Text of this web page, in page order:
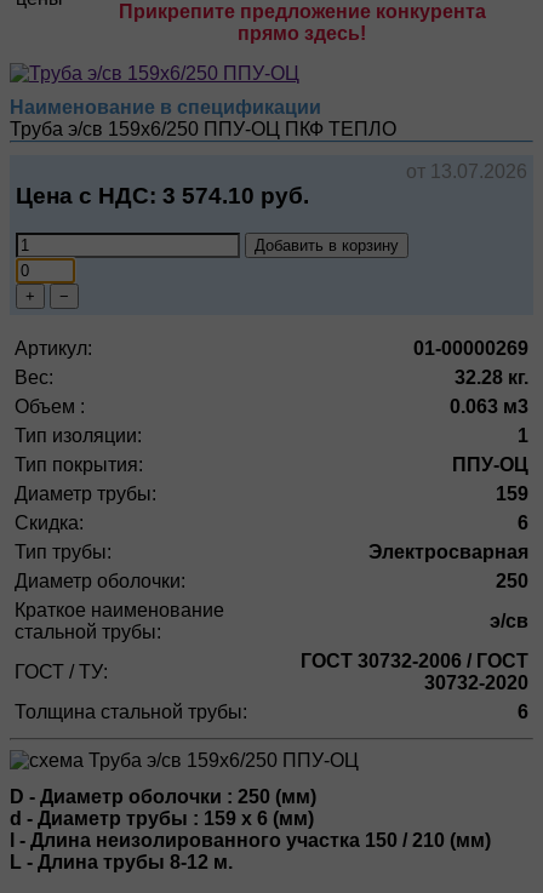
Прикрепите предложение конкурента
прямо здесь!
Наименование в спецификации
Труба э/св 159х6/250 ППУ-ОЦ
ПКФ ТЕПЛО
от 13.07.2026
Цена с НДС: 3 574.10 руб.
Добавить в корзину
+ −
Артикул:
01-00000269
Вес:
32.28 кг.
Объем :
0.063 м3
Тип изоляции:
1
Тип покрытия:
ППУ-ОЦ
Диаметр трубы:
159
Скидка:
6
Тип трубы:
Электросварная
Диаметр оболочки:
250
Краткое наименование
стальной трубы:
э/св
ГОСТ / ТУ:
ГОСТ 30732-2006 / ГОСТ
30732-2020
Толщина стальной трубы:
6
D - Диаметр оболочки : 250 (мм)
d - Диаметр трубы : 159 х 6 (мм)
l - Длина неизолированного участка 150 / 210 (мм)
L - Длина трубы 8-12 м.